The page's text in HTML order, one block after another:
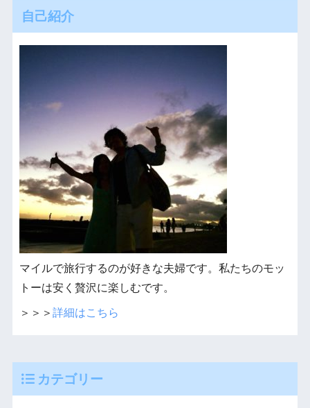
自己紹介
マイルで旅行するのが好きな夫婦です。私たちのモッ
トーは安く贅沢に楽しむです。
＞＞＞ 詳細はこちら
カテゴリー